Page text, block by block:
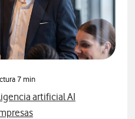
7 min
con
artículos con
artificial AI